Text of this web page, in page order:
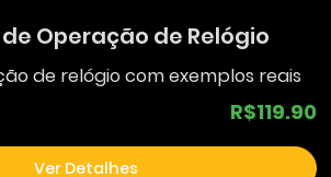
Operação de Relógio
de relógio com exemplos reais
R$119.90
Ver Detalhes